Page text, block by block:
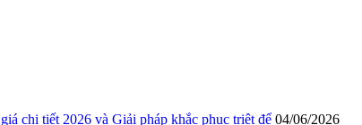
chi tiết 2026 và Giải pháp khắc phục triệt để 04/06/2026